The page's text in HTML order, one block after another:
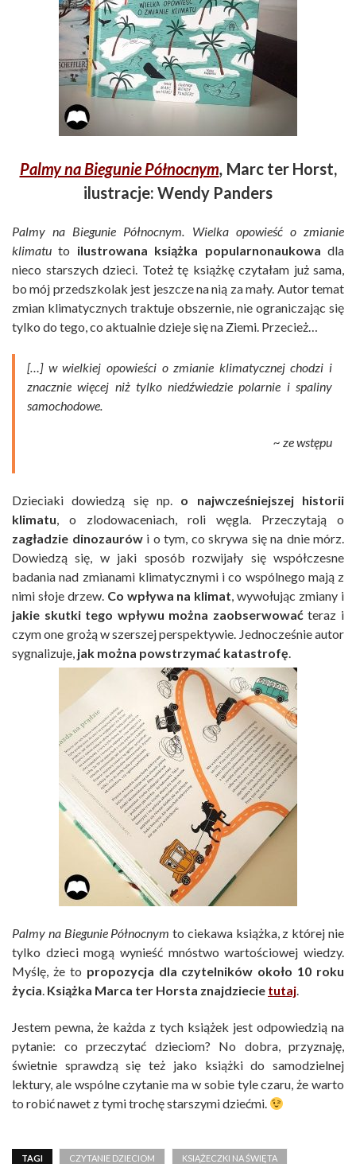
Palmy na Biegunie Północnym, Marc ter Horst,
ilustracje: Wendy Panders
Palmy na Biegunie Północnym. Wielka opowieść o zmianie
klimatu to ilustrowana książka popularnonaukowa dla
nieco starszych dzieci. Toteż tę książkę czytałam już sama,
bo mój przedszkolak jest jeszcze na nią za mały. Autor temat
zmian klimatycznych traktuje obszernie, nie ograniczając się
tylko do tego, co aktualnie dzieje się na Ziemi. Przecież…
[…] w wielkiej opowieści o zmianie klimatycznej chodzi i
znacznie więcej niż tylko niedźwiedzie polarnie i spaliny
samochodowe.
~ ze wstępu
Dzieciaki dowiedzą się np.
o najwcześniejszej historii
klimatu , o zlodowaceniach, roli węgla. Przeczytają o
zagładzie dinozaurówi o tym, co skrywa się na dnie mórz.
Dowiedzą się, w jaki sposób rozwijały się współczesne
badania nad zmianami klimatycznymi i co wspólnego mają z
nimi słoje drzew. Co wpływa na klimat , wywołując zmiany i
jakie skutki tego wpływu można zaobserwować teraz i
czym one grożą w szerszej perspektywie. Jednocześnie autor
sygnalizuje, jak można powstrzymać katastrofę
Palmy na Biegunie Północnym to ciekawa książka, z której nie
tylko dzieci mogą wynieść mnóstwo wartościowej wiedzy.
Myślę, że to propozycja dla czytelników około 10 roku
życia. Książka Marca ter Horsta znajdziecie tutaj.
Jestem pewna, że każda z tych książek jest odpowiedzią na
pytanie: co przeczytać dzieciom? No dobra, przyznaję,
świetnie sprawdzą się też jako książki do samodzielnej
lektury, ale wspólne czytanie ma w sobie tyle czaru, że warto
to robić nawet z tymi trochę starszymi dziećmi.
TAGI CZYTANIE DZIECIOM KSIĄŻECZKI NA ŚWIĘTA